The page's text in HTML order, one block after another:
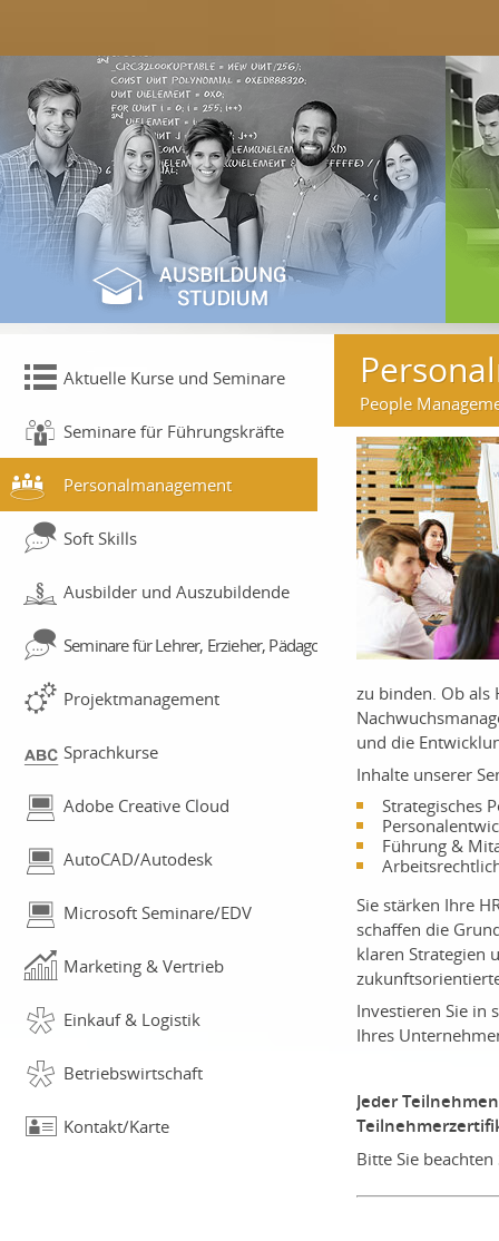
Aktuelle Kurse und Seminare
Seminare für Führungskräfte
Personalmanagement
Soft Skills
Ausbilder und Auszubildende
Seminare für Lehrer, Erzieher, Pädagogen
Projektmanagement
Sprachkurse
Adobe Creative Cloud
AutoCAD/Autodesk
Microsoft Seminare/EDV
Marketing & Vertrieb
Einkauf & Logistik
Betriebswirtschaft
Kontakt/Karte
People
zu binden. Ob als
und die
Inhalte unserer
Strategisches
Führung &
Sie stärken Ihre
schaffen die
klaren Strategien
Investieren Sie in
Ihres
Jeder
Bitte Sie